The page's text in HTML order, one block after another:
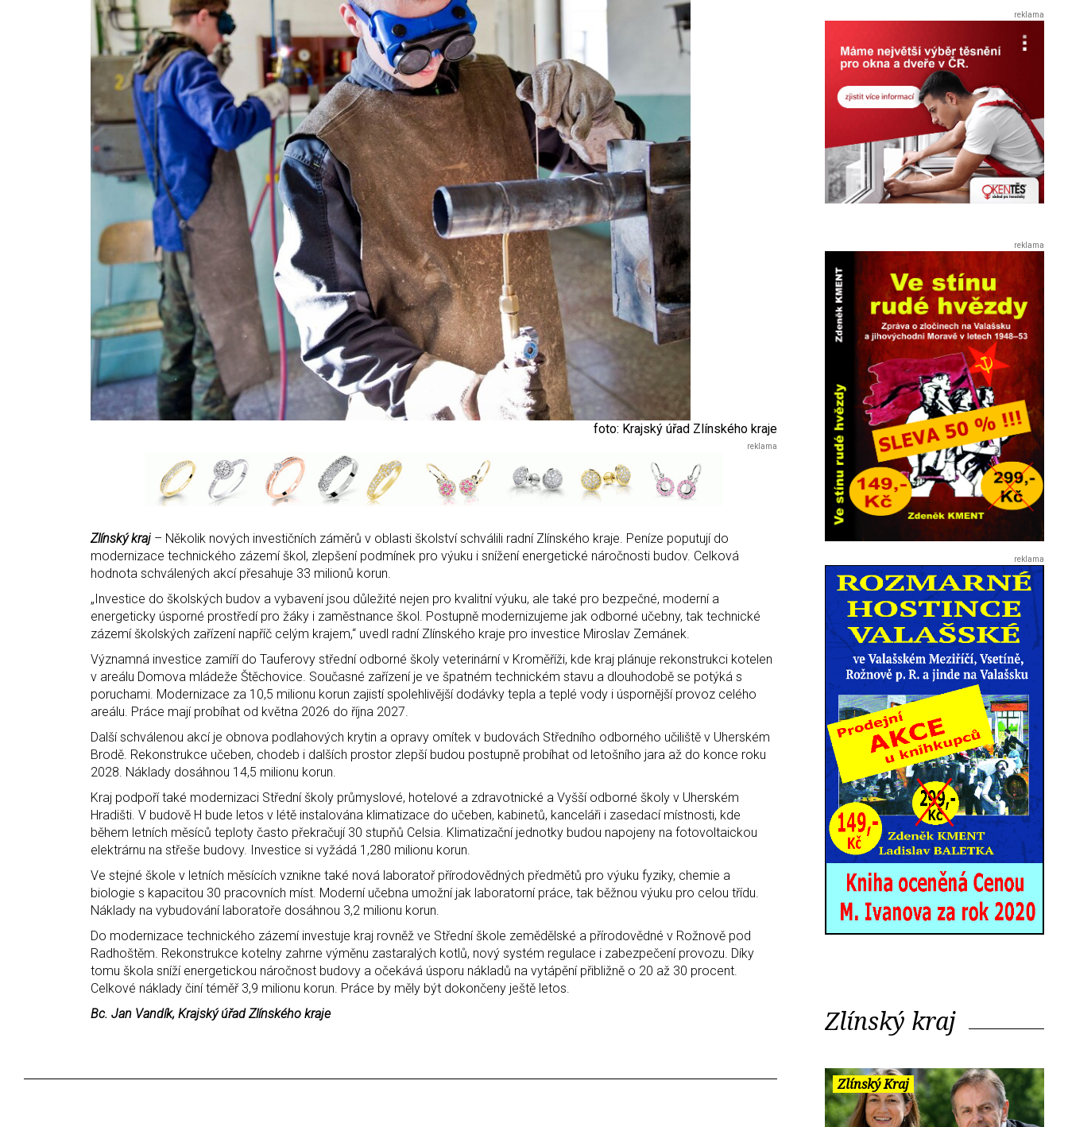
foto: Krajský úřad Zlínského kraje
Zlínský kraj – Několik nových investičních záměrů v oblasti školství schválili radní Zlínského kraje. Peníze poputují do
modernizace technického zázemí škol, zlepšení podmínek pro výuku i snížení energetické náročnosti budov. Celková
hodnota schválených akcí přesahuje 33 milionů korun.
„Investice do školských budov a vybavení jsou důležité nejen pro kvalitní výuku, ale také pro bezpečné, moderní a
energeticky úsporné prostředí pro žáky i zaměstnance škol. Postupně modernizujeme jak odborné učebny, tak technické
zázemí školských zařízení napříč celým krajem,“ uvedl radní Zlínského kraje pro investice Miroslav Zemánek.
Významná investice zamíří do Tauferovy střední odborné školy veterinární v Kroměříži, kde kraj plánuje rekonstrukci kotelen
v areálu Domova mládeže Štěchovice. Současné zařízení je ve špatném technickém stavu a dlouhodobě se potýká s
poruchami. Modernizace za 10,5 milionu korun zajistí spolehlivější dodávky tepla a teplé vody i úspornější provoz celého
areálu. Práce mají probíhat od května 2026 do října 2027.
Další schválenou akcí je obnova podlahových krytin a opravy omítek v budovách Středního odborného učiliště v Uherském
Brodě. Rekonstrukce učeben, chodeb i dalších prostor zlepší budou postupně probíhat od letošního jara až do konce roku
2028. Náklady dosáhnou 14,5 milionu korun.
Kraj podpoří také modernizaci Střední školy průmyslové, hotelové a zdravotnické a Vyšší odborné školy v Uherském
Hradišti. V budově H bude letos v létě instalována klimatizace do učeben, kabinetů, kanceláři i zasedací místnosti, kde
během letních měsíců teploty často překračují 30 stupňů Celsia. Klimatizační jednotky budou napojeny na fotovoltaickou
elektrárnu na střeše budovy. Investice si vyžádá 1,280 milionu korun.
Ve stejné škole v letních měsících vznikne také nová laboratoř přírodovědných předmětů pro výuku fyziky, chemie a
biologie s kapacitou 30 pracovních míst. Moderní učebna umožní jak laboratorní práce, tak běžnou výuku pro celou třídu.
Náklady na vybudování laboratoře dosáhnou 3,2 milionu korun.
Do modernizace technického zázemí investuje kraj rovněž ve Střední škole zemědělské a přírodovědné v Rožnově pod
Radhoštěm. Rekonstrukce kotelny zahrne výměnu zastaralých kotlů, nový systém regulace i zabezpečení provozu. Díky
tomu škola sníží energetickou náročnost budovy a očekává úsporu nákladů na vytápění přibližně o 20 až 30 procent.
Celkové náklady činí téměř 3,9 milionu korun. Práce by měly být dokončeny ještě letos.
Bc. Jan Vandík, Krajský úřad Zlínského kraje
Zlínský kraj
Zlínský Kraj